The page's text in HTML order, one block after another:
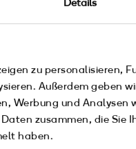
Details
zu personalisieren,
Außerdem geben
Werbung und Analysen
zusammen, die Sie
haben.
dieser Website ist
einer ihrer Inhalte
verfolgt. Alle
bzw. Logos sind